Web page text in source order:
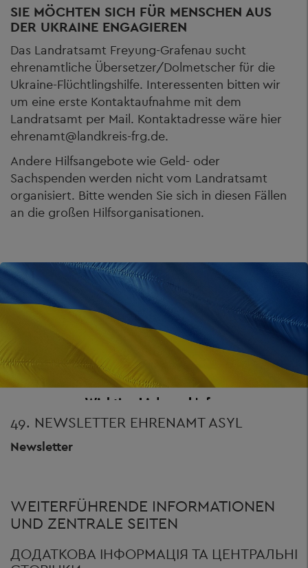
SIE MÖCHTEN SICH FÜR MENSCHEN AUS
DER UKRAINE ENGAGIEREN
Das Landratsamt Freyung-Grafenau sucht
ehrenamtliche Übersetzer/Dolmetscher für die
Ukraine-Flüchtlingshilfe. Interessenten bitten wir
um eine erste Kontaktaufnahme mit dem
Landratsamt per Mail. Kontaktadresse wäre hier
ehrenamt@landkreis-frg.de.
Andere Hilfsangebote wie Geld- oder
Sachspenden werden nicht vom Landratsamt
organisiert. Bitte wenden Sie sich in diesen Fällen
an die großen Hilfsorganisationen.
49. NEWSLETTER EHRENAMT ASYL
Newsletter
WEITERFÜHRENDE INFORMATIONEN
UND ZENTRALE SEITEN
ДОДАТКОВА ІНФОРМАЦІЯ ТА ЦЕНТРАЛЬНІ